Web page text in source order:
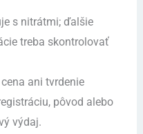
s nitrátmi; ďalšie
treba skontrolovať
ani tvrdenie
pôvod alebo
výdaj.